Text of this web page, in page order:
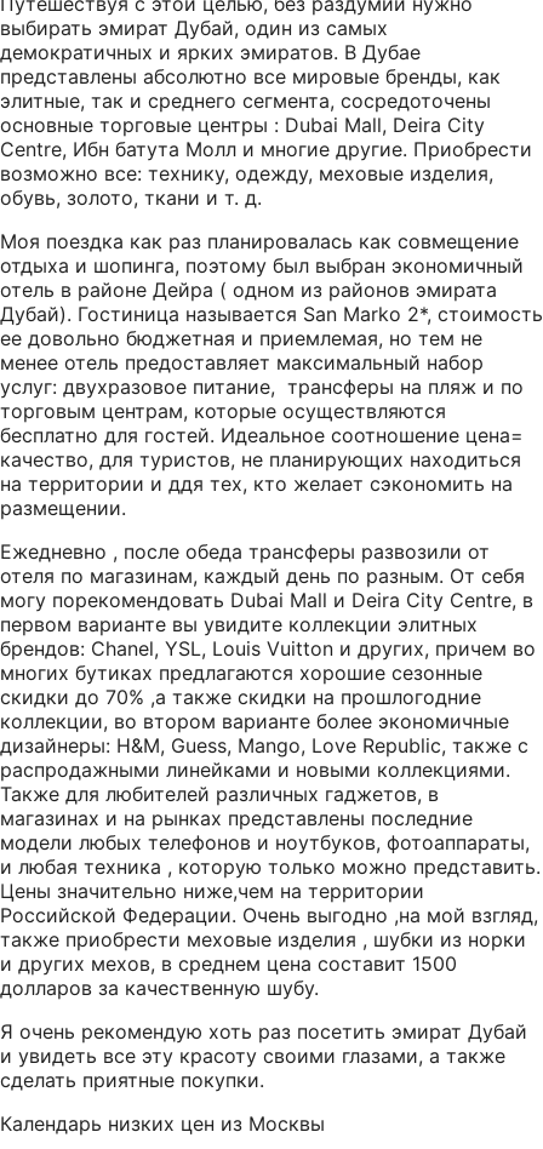
выбирать эмират Дубай, один из самых
демократичных и ярких эмиратов. В Дубае
представлены абсолютно все мировые бренды, как
элитные, так и среднего сегмента, сосредоточены
основные торговые центры : Dubai Mall, Deira City
Centre, Ибн батута Молл и многие другие. Приобрести
возможно все: технику, одежду, меховые изделия,
обувь, золото, ткани и т. д.
Моя поездка как раз планировалась как совмещение
отдыха и шопинга, поэтому был выбран экономичный
отель в районе Дейра ( одном из районов эмирата
Дубай). Гостиница называется San Marko 2*, стоимость
ее довольно бюджетная и приемлемая, но тем не
менее отель предоставляет максимальный набор
услуг: двухразовое питание, трансферы на пляж и по
торговым центрам, которые осуществляются
бесплатно для гостей. Идеальное соотношение цена=
качество, для туристов, не планирующих находиться
на территории и ддя тех, кто желает сэкономить на
размещении.
Ежедневно , после обеда трансферы развозили от
отеля по магазинам, каждый день по разным. От себя
могу порекомендовать Dubai Mall и Deira City Centre, в
первом варианте вы увидите коллекции элитных
брендов: Chanel, YSL, Louis Vuitton и других, причем во
многих бутиках предлагаются хорошие сезонные
скидки до 70% ,а также скидки на прошлогодние
коллекции, во втором варианте более экономичные
дизайнеры: H&M, Guess, Mango, Love Republic, также с
распродажными линейками и новыми коллекциями.
Также для любителей различных гаджетов, в
магазинах и на рынках представлены последние
модели любых телефонов и ноутбуков, фотоаппараты,
и любая техника , которую только можно представить.
Цены значительно ниже,чем на территории
Российской Федерации. Очень выгодно ,на мой взгляд,
также приобрести меховые изделия , шубки из норки
и других мехов, в среднем цена составит 1500
долларов за качественную шубу.
Я очень рекомендую хоть раз посетить эмират Дубай
и увидеть все эту красоту своими глазами, а также
сделать приятные покупки.
Календарь низких цен из Москвы